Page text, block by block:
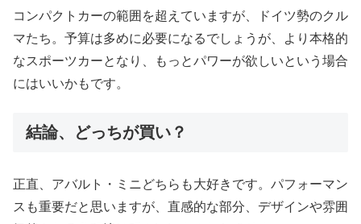
コンパクトカーの範囲を超えていますが、ドイツ勢のクル
マたち。予算は多めに必要になるでしょうが、より本格的
なスポーツカーとなり、もっとパワーが欲しいという場合
にはいいかもです。
結論、どっちが買い？
正直、アバルト・ミニどちらも大好きです。パフォーマン
スも重要だと思いますが、直感的な部分、デザインや雰囲